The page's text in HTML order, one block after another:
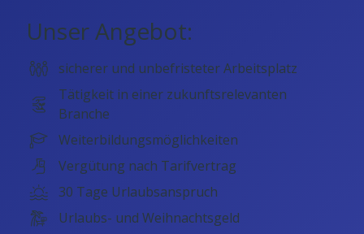
Unser Angebot:
sicherer und unbefristeter Arbeitsplatz
Tätigkeit in einer zukunftsrelevanten
Branche
Weiterbildungsmöglichkeiten
Vergütung nach Tarifvertrag
30 Tage Urlaubsanspruch
Urlaubs- und Weihnachtsgeld